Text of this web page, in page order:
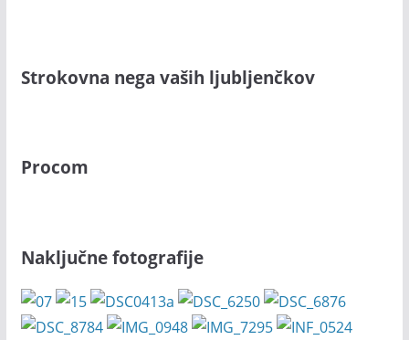
Strokovna nega vaših ljubljenčkov
Procom
Naključne fotografije